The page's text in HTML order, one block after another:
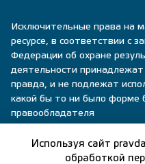
Исключительные права на
ресурсе, в соответствии с
Федерации об охране
деятельности
правда, и не подлежат
какой бы то ни было форме
правообладателя
Политика
Используя сайт
обработкой